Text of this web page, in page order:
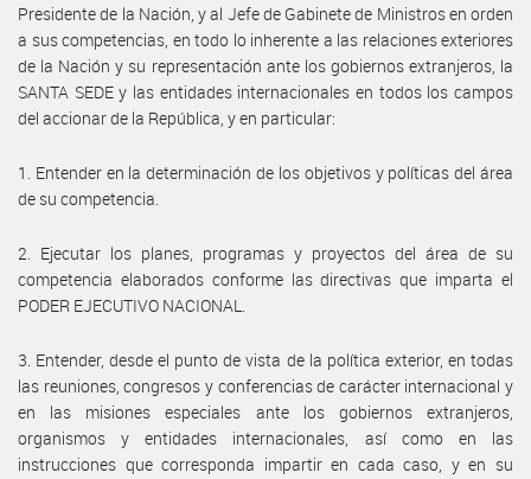
Presidente de la Nación, y al Jefe de Gabinete de Ministros en orden
a sus competencias, en todo lo inherente a las relaciones exteriores
de la Nación y su representación ante los gobiernos extranjeros, la
SANTA SEDE y las entidades internacionales en todos los campos
del accionar de la República, y en particular:
1. Entender en la determinación de los objetivos y políticas del área
de su competencia.
2. Ejecutar los planes, programas y proyectos del área de su
competencia elaborados conforme las directivas que imparta el
PODER EJECUTIVO NACIONAL.
3. Entender, desde el punto de vista de la política exterior, en todas
las reuniones, congresos y conferencias de carácter internacional y
en las misiones especiales ante los gobiernos extranjeros,
organismos y entidades internacionales, así como en las
instrucciones que corresponda impartir en cada caso, y en su